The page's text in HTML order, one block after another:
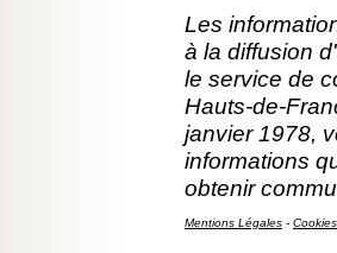
Les
à la diffusion
le service de
Hauts-de-
janvier 1978,
informations
obtenir
Mentions Légales - Cookies